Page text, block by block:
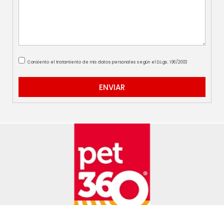
Consiento el tratamiento de mis datos personales según el D.Lgs. 196/2003
ENVIAR